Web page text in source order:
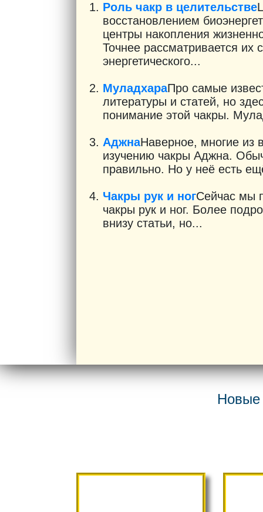
Роль чакр в целительстве
восстановлением
центры накопления
Точнее рассматривается их
энергетического...
МуладхараПро самые
литературы и статей, но
понимание этой чакры.
АджнаНаверное, многие из
изучению чакры Аджна.
правильно. Но у неё есть
Чакры рук и ногСейчас мы
чакры рук и ног. Более
внизу статьи, но...
Новые